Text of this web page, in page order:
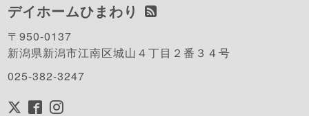
デイホームひまわり
〒950-0137
新潟県新潟市江南区城山４丁目２番３４号
025-382-3247